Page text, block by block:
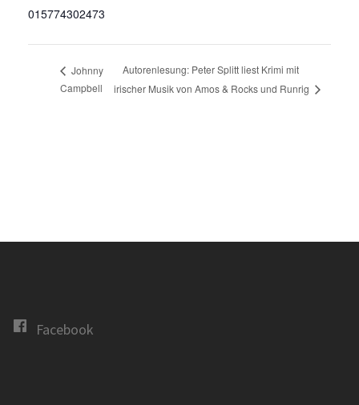
015774302473
Johnny
Campbell
Autorenlesung: Peter Splitt liest Krimi mit
irischer Musik von Amos & Rocks und Runrig
Facebook